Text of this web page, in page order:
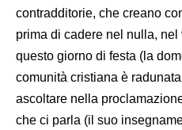
contradditorie, che creano
prima di cadere nel nulla, nel
questo giorno di festa (la
comunità cristiana è
ascoltare nella
che ci parla (il suo